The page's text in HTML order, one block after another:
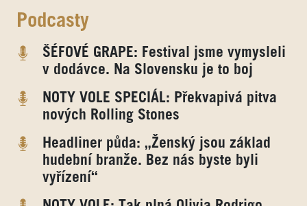
Podcasty
ŠÉFOVÉ GRAPE: Festival jsme vymysleli
v dodávce. Na Slovensku je to boj
NOTY VOLE SPECIÁL: Překvapivá pitva
nových Rolling Stones
Headliner půda: „Ženský jsou základ
hudební branže. Bez nás byste byli
vyřízení“